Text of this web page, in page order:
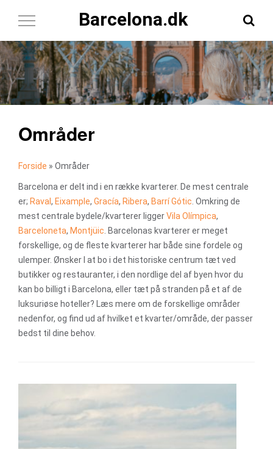
Barcelona.dk
Toggle
Områder
Forside » Områder
Barcelona er delt ind i en række kvarterer. De mest centrale
er; Raval , Eixample, Gracía, Ribera, Barrí Gótic . Omkring de
mest centrale bydele/kvarterer liggerVila Olímpica,
Barceloneta, Montjüic . Barcelonas kvarterer er meget
forskellige, og de fleste kvarterer har både sine fordele og
ulemper. Ønsker I at bo i det historiske centrum tæt ved
butikker og restauranter, i den nordlige del af byen hvor du
kan bo billigt i Barcelona, eller tæt på stranden på et af de
luksuriøse hoteller? Læs mere om de forskellige områder
nedenfor, og find ud af hvilket et kvarter/område, der passer
bedst til dine behov.